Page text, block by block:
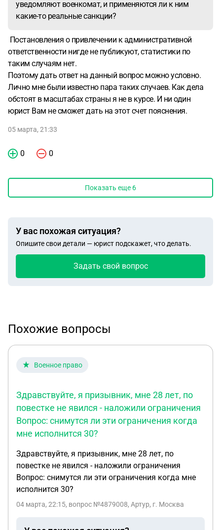
уведомляют военкомат, и применяются ли к ним
какие-то реальные санкции?
Постановления о привлечении к административной
ответственности нигде не публикуют, статистики по
таким случаям нет.
Поэтому дать ответ на данный вопрос можно условно.
Лично мне были известно пара таких случаев. Как дела
обстоят в масштабах страны я не в курсе. И ни один
юрист Вам не сможет дать на этот счет пояснения.
05 марта, 21:33
0 0
Показать еще 6
У вас похожая ситуация?
Опишите свои детали — юрист подскажет, что делать.
Задать свой вопрос
Похожие вопросы
Военное право
Здравствуйте, я призывник, мне 28 лет, по
повестке не явился - наложили ограничения
Вопрос: снимутся ли эти ограничения когда
мне исполнится 30?
Здравствуйте, я призывник, мне 28 лет, по
повестке не явился - наложили ограничения
Вопрос: снимутся ли эти ограничения когда мне
исполнится 30?
04 марта, 22:15, вопрос №4879008, Артур, г. Москва